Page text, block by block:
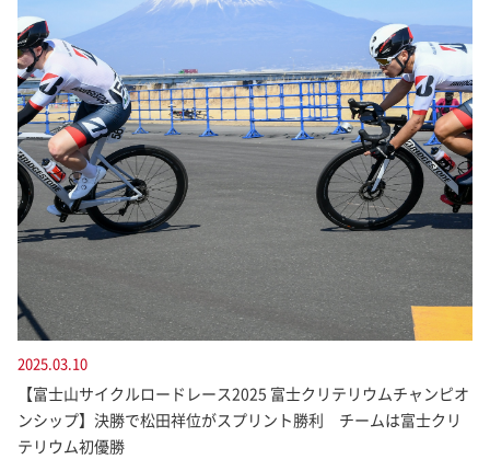
2025.03.10
【富士山サイクルロードレース2025 富士クリテリウムチャンピオ
ンシップ】決勝で松田祥位がスプリント勝利 チームは富士クリ
テリウム初優勝